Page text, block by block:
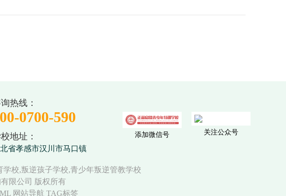
热线：
0700-590
地址：
省孝感市汉川市马口镇
添加微信号 关注公众号
校,叛逆孩子学校,青少年叛逆管教学校
限公司 版权所有
网站导航 TAG标签